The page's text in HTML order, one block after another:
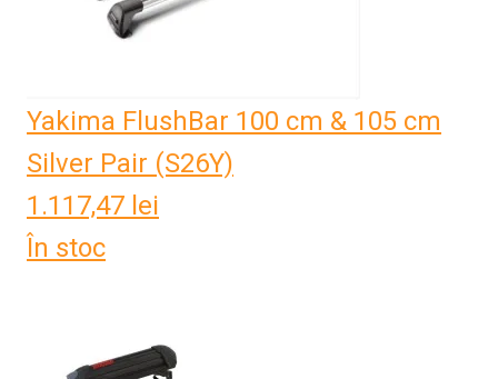
Yakima FlushBar 100 cm & 105 cm
Silver Pair (S26Y)
1.117,47 lei
În stoc